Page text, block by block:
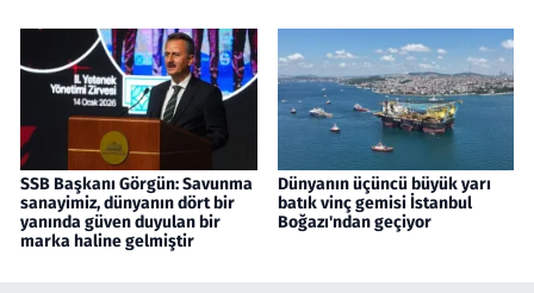
SSB Başkanı Görgün: Savunma
sanayimiz, dünyanın dört bir
yanında güven duyulan bir
marka haline gelmiştir
Dünyanın üçüncü büyük yarı
batık vinç gemisi İstanbul
Boğazı'ndan geçiyor